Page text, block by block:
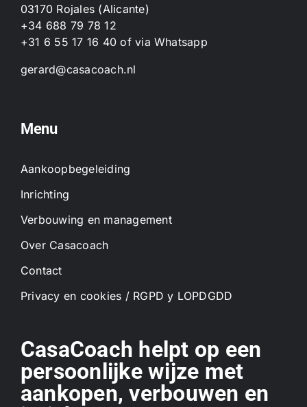
03170 Rojales (Alicante)
+34 688 79 78 12
+31 6 55 17 16 40 ofvia Whatsapp
gerard@casacoach.nl
Menu
Aankoopbegeleiding
Inrichting
Verbouwing en management
Over Casacoach
Contact
Privacy en cookies / RGPD y LOPDGDD
CasaCoach helpt op een
persoonlijke wijze met
aankopen, verbouwen en